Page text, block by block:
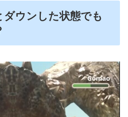
ダウンした状態でも